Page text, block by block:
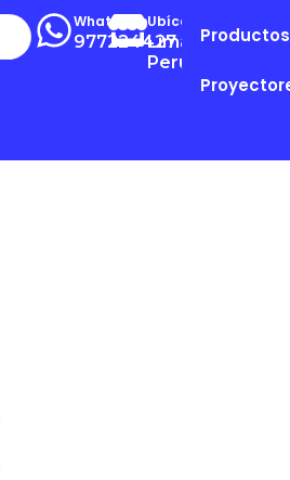
Whatsapp
977224427
Ubícanos
Lima-
Perú